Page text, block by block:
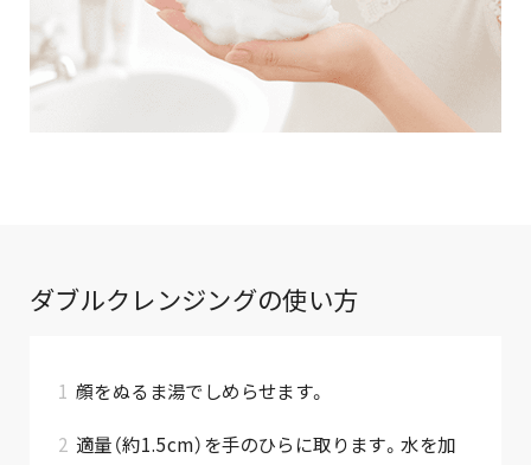
ダブルクレンジングの使い方
顔をぬるま湯でしめらせます。
適量（約1.5cm）を手のひらに取ります。水を加